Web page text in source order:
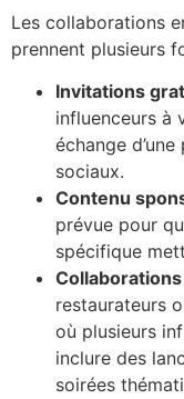
Les collaborations
prennent plusieurs
Invitations
influenceurs à
échange
sociaux.
Contenu
prévue pour
spécifique
restaurateurs
où plusieurs
inclure des
soirées